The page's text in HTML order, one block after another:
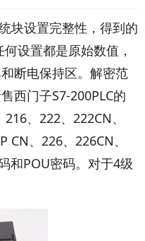
块设置完整性，得到的
设置都是原始数值，
断电保持区。解密范
西门子S7-200PLC的
、222、222CN、
CN、226、226CN、
和POU密码。对于4级